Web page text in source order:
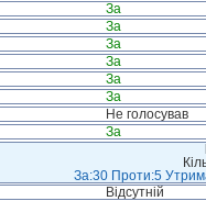
За
За
За
За
За
За
Не голосував
За
За:30 Проти:5
Відсутній